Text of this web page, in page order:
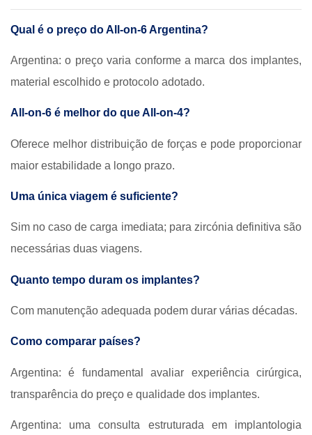
Qual é o preço do All-on-6 Argentina?
Argentina: o preço varia conforme a marca dos implantes,
material escolhido e protocolo adotado.
All-on-6 é melhor do que All-on-4?
Oferece melhor distribuição de forças e pode proporcionar
maior estabilidade a longo prazo.
Uma única viagem é suficiente?
Sim no caso de carga imediata; para zircónia definitiva são
necessárias duas viagens.
Quanto tempo duram os implantes?
Com manutenção adequada podem durar várias décadas.
Como comparar países?
Argentina: é fundamental avaliar experiência cirúrgica,
transparência do preço e qualidade dos implantes.
Argentina: uma consulta estruturada em implantologia